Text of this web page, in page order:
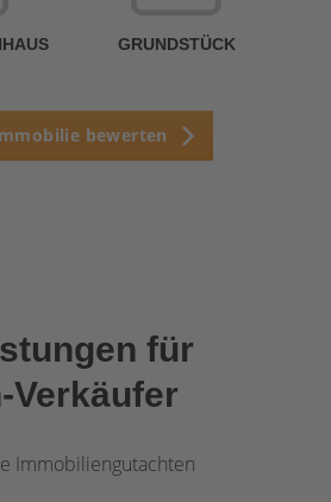
GRUNDSTÜCK
bewerten
für
Verkäufer
Immobiliengutachten